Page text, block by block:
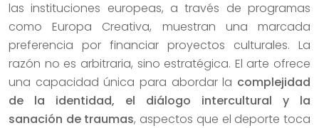
las instituciones europeas, a través de programas
como Europa Creativa, muestran una marcada
preferencia por financiar proyectos culturales. La
razón no es arbitraria, sino estratégica. El arte ofrece
una capacidad única para abordar la complejidad
de la identidad, el diálogo intercultural y la
sanación de traumas, aspectos que el deporte toca